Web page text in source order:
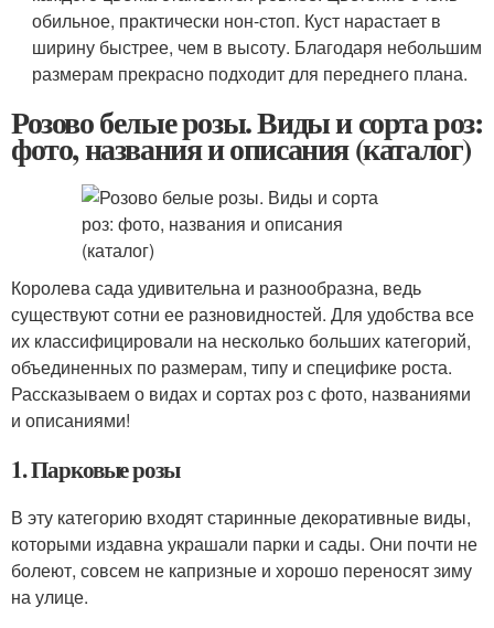
обильное, практически нон-стоп. Куст нарастает в
ширину быстрее, чем в высоту. Благодаря небольшим
размерам прекрасно подходит для переднего плана.
Розово белые розы. Виды и сорта роз:
фото, названия и описания (каталог)
Королева сада удивительна и разнообразна, ведь
существуют сотни ее разновидностей. Для удобства все
их классифицировали на несколько больших категорий,
объединенных по размерам, типу и специфике роста.
Рассказываем о видах и сортах роз с фото, названиями
и описаниями!
1. Парковые розы
В эту категорию входят старинные декоративные виды,
которыми издавна украшали парки и сады. Они почти не
болеют, совсем не капризные и хорошо переносят зиму
на улице.